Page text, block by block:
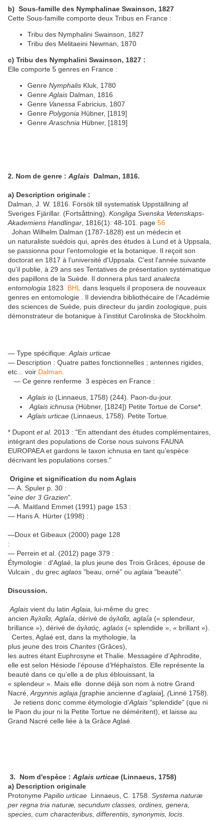
b) Sous-famille des Nymphalinae Swainson, 1827
Cette Sous-famille comporte deux Tribus en France :
Tribu des Nymphalini Swainson, 1827
Tribu des Melitaeini Newman, 1870
c) Tribu des Nymphalini Swainson, 1827 :
Elle comporte 5 genres en France :
Genre Nymphalis Kluk, 1780
Genre Aglais Dalman, 1816
Genre Vanessa Fabricius, 1807
Genre Polygonia Hübner, [1819]
Genre Araschnia Hübner, [1819]
2. Nom de genre : Aglais Dalman, 1816.
a) Description originale :
Dalman, J. W. 1816. Försök till systematisk Uppställning af
Sveriges Fjärillar. (Fortsåttning). Kongliga Svenska Vetenskaps-
Akademiens Handlingar , 1816(1): 48-101. page 56
Johan Wilhelm Dalman (1787-1828) est un médecin et
un naturaliste suédois qui, après des études à Lund et à Uppsala,
se passionna pour l’entomologie et la botanique. Il reçoit son
doctorat en 1817 à l’université d'Uppsala. C'est l'année suivante
qu'il publie, à 29 ans ses Tentatives de présentation systématique
des papillons de la Suède. Il donnera plus tard analecta
entomologia 1823 BHL dans lesquels il proposera de nouveaux
genres en entomologie . Il deviendra bibliothécaire de l’Académie
des sciences de Suède, puis directeur du jardin zoologique, puis
démonstrateur de botanique à l’institut Carolinska de Stockholm.
— Type spécifique: Aglais urticae
— Description : Quatre pattes fonctionnelles ; antennes rigides,
etc... voir Dalman
— Ce genre renferme 3 espèces en France :
Aglais io (Linnaeus, 1758) (244). Paon-du-jour.
Aglais ichnusa (Hübner, [1824]) Petite Tortue de Corse*.
Aglais urticae (Linnaeus, 1758). Petite Tortue.
* Dupont et al. 2013 : "En attendant des études complémentaires,
intégrant des populations de Corse nous suivons FAUNA
EUROPAEA et gardons le taxon ichnusa en tant qu’espèce
décrivant les populations corses."
Origine et signification du nom Aglais
— A. Spuler p. 30 :
"eine der 3 Grazien".
—A. Maitland Emmet (1991) page 153 :
— Hans A. Hürter (1998) :
—Doux et Gibeaux (2000) page 128
:
— Perrein et al. (2012) page 379 :
Étymologie : d'Aglaé, la plus jeune des Trois Grâces, épouse de
Vulcain , du grec aglaos "beau, orné" ou aglaia "beauté".
Discussion.
Aglais vient du latin Aglaia
lui-même du grec
ancien Ἀγλαΐα , Aglaḯa , dérivé de ἀγλαΐα , aglaḯa (« splendeur,
brillance »), dérivé de ἀγλαός , aglaós (« splendide », « brillant »).
Certes, Aglaé est, dans la mythologie, la
plus jeune des trois Charites (Grâces),
les autres étant Euphrosyne et Thalie. Messagère d’Aphrodite,
elle est selon Hésiode l’épouse d’Héphaïstos. Elle représente la
beauté dans ce qu’elle a de plus éblouissant, la
« splendeur ». Mais elle donne déjà son nom à notre Grand
Nacré, Argynnis aglaja [graphie ancienne d'aglaia] , (Linné 1758)
Je retiens donc comme étymologie d'Aglais "splendide" (que ni
le Paon du jour ni la Petite Tortue ne déméritent), et laisse au
Grand Nacré celle liée à la Grâce Aglaé.
3. Nom d'espèce : Aglais urticae (Linnaeus, 1758)
a) Description originale
Protonyme Papilio urticae Linnaeus, C. 1758. Systema naturæ
per regna tria naturæ, secundum classes, ordines, genera,
species, cum characteribus, differentiis, synonymis, locis